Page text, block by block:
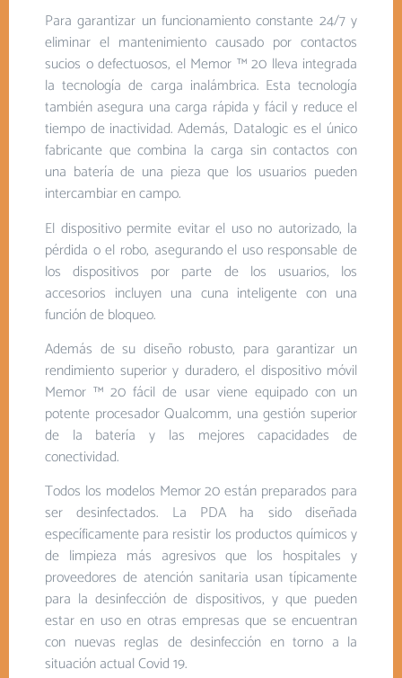
Para garantizar un funcionamiento constante 24/7 y
eliminar el mantenimiento causado por contactos
sucios o defectuosos, el Memor ™ 20 lleva integrada
la tecnología de carga inalámbrica. Esta tecnología
también asegura una carga rápida y fácil y reduce el
tiempo de inactividad. Además, Datalogic es el único
fabricante que combina la carga sin contactos con
una batería de una pieza que los usuarios pueden
intercambiar en campo.
El dispositivo permite evitar el uso no autorizado, la
pérdida o el robo, asegurando el uso responsable de
los dispositivos por parte de los usuarios, los
accesorios incluyen una cuna inteligente con una
función de bloqueo.
Además de su diseño robusto, para garantizar un
rendimiento superior y duradero, el dispositivo móvil
Memor ™ 20 fácil de usar viene equipado con un
potente procesador Qualcomm, una gestión superior
de la batería y las mejores capacidades de
conectividad.
Todos los modelos Memor 20 están preparados para
ser desinfectados. La PDA ha sido diseñada
específicamente para resistir los productos químicos y
de limpieza más agresivos que los hospitales y
proveedores de atención sanitaria usan típicamente
para la desinfección de dispositivos, y que pueden
estar en uso en otras empresas que se encuentran
con nuevas reglas de desinfección en torno a la
situación actual Covid 19.